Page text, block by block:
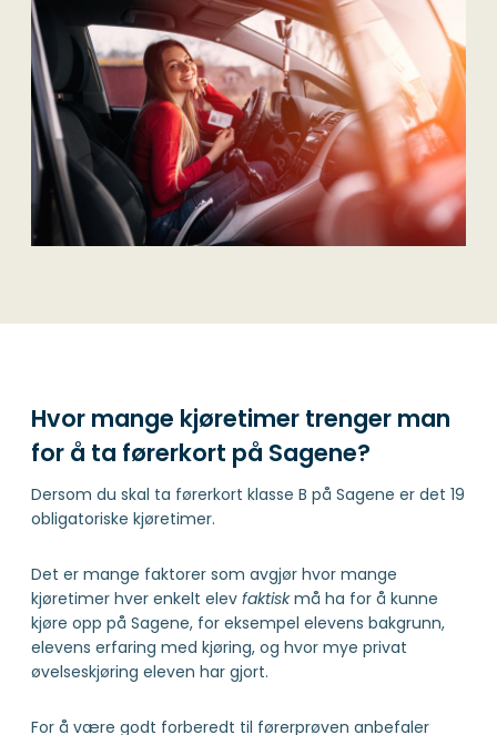
Hvor mange kjøretimer trenger man
for å ta førerkort på Sagene?
Dersom du skal ta førerkort klasse B på Sagene er det 19
obligatoriske kjøretimer.
Det er mange faktorer som avgjør hvor mange
kjøretimer hver enkelt elev faktiskmå ha for å kunne
kjøre opp på Sagene, for eksempel elevens bakgrunn,
elevens erfaring med kjøring, og hvor mye privat
øvelseskjøring eleven har gjort.
For å være godt forberedt til førerprøven anbefaler